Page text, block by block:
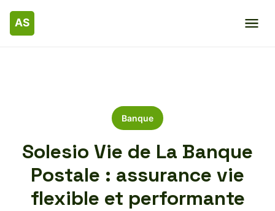
Banque
Solesio Vie de La Banque
Postale : assurance vie
flexible et performante